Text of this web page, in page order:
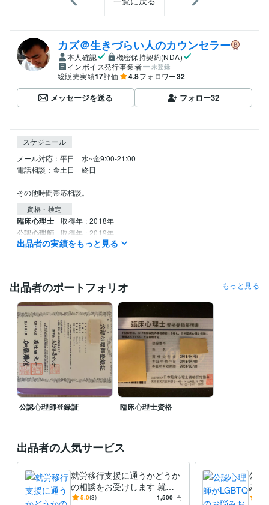
カズ＠生きづらい人のカウンセラー
本人確認
機密保持契約(NDA)
インボイス発行事業者
未登録
総販売実績17評価 4.8フォロワー32
メッセージを送る フォロー32
スケジュール
メール対応：平日　水~金9:00-21:00
電話相談：金土日　終日
資格・検定
臨床心理士 取得年 : 2018年
公認心理師 取得年 : 2019年
公認心理師 取得年 : 2018年
悩み相談・カウンセリング 認知行動療法
福祉 産業 教育 医療
学歴
近畿大学 2015年3月 ~ 2017年2月
出品者の実績をもっと見る
出品者のポートフォリオ もっと見る
公認心理師登録証 臨床心理士資格
出品者の人気サービス
就労移行支援に通うかどうか
の相談をお受けします 就労
移行支援勤務☆産業分野を専
5.0(3) 1,500 円
公認
みお
ンセ